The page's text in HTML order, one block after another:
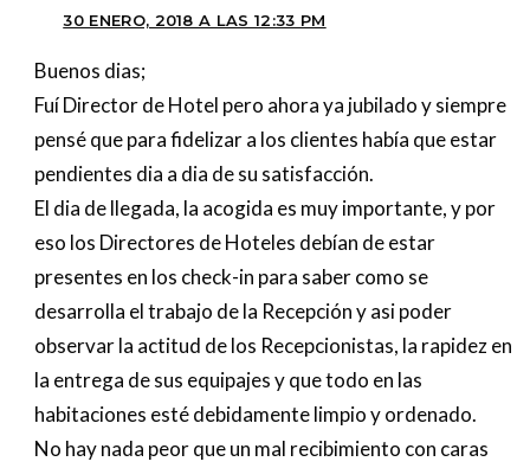
30 ENERO, 2018 A LAS 12:33 PM
Buenos dias;
Fuí Director de Hotel pero ahora ya jubilado y siempre
pensé que para fidelizar a los clientes había que estar
pendientes dia a dia de su satisfacción.
El dia de llegada, la acogida es muy importante, y por
eso los Directores de Hoteles debían de estar
presentes en los check-in para saber como se
desarrolla el trabajo de la Recepción y asi poder
observar la actitud de los Recepcionistas, la rapidez en
la entrega de sus equipajes y que todo en las
habitaciones esté debidamente limpio y ordenado.
No hay nada peor que un mal recibimiento con caras